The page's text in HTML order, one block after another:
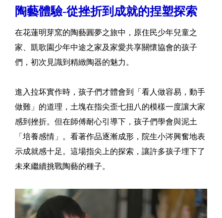
陶藝體驗-從挫折到成就的捏塑探索
在花蓮明芽窯的陶藝圓夢之旅中，原住民少年兒童之
家、凱歌園少年中途之家及家愛共享關懷協會的孩子
們，初次見識到精緻陶器的魅力。
進入拉坏實作時，孩子們才體會到「看人做容易，動手
做難」的道理，土塊在指尖歪七扭八的模樣一度讓大家
感到挫折。但在師傅耐心引導下，孩子們學會與泥土
「培養感情」。看著作品逐漸成形，院生小涔興奮地表
示成就感十足。這場指尖上的探索，讓許多孩子埋下了
未來繼續挑戰陶藝的種子。